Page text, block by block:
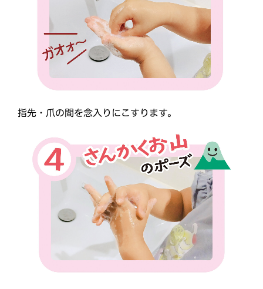
指先・爪の間を念入りにこすります。